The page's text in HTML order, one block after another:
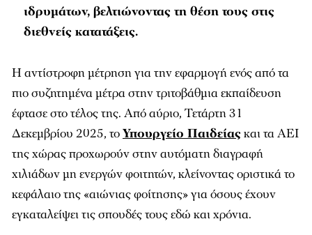
ιδρυμάτων, βελτιώνοντας τη θέση τους στις
διεθνείς κατατάξεις.
Η αντίστροφη μέτρηση για την εφαρμογή ενός από τα
πιο συζητημένα μέτρα στην τριτοβάθμια εκπαίδευση
έφτασε στο τέλος της. Από αύριο, Τετάρτη 31
Δεκεμβρίου 2025, τοΥπουργείο Παιδείαςκαι τα ΑΕΙ
της χώρας προχωρούν στην αυτόματη διαγραφή
χιλιάδων μη ενεργών φοιτητών, κλείνοντας οριστικά το
κεφάλαιο της «αιώνιας φοίτησης» για όσους έχουν
εγκαταλείψει τις σπουδές τους εδώ και χρόνια.